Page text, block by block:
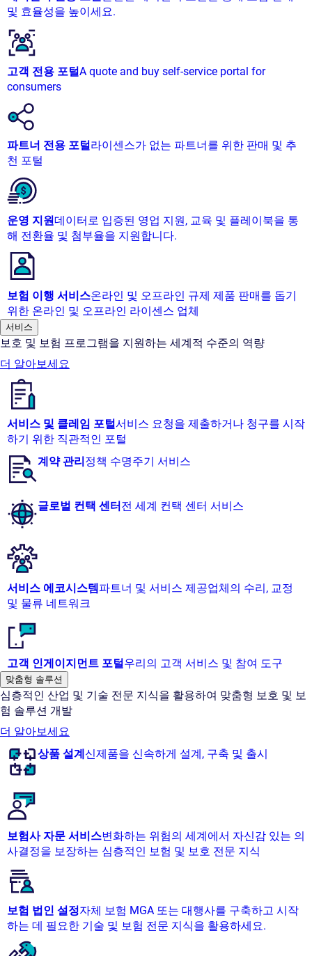
및 효율성을 높이세요.
고객 전용 포털A quote and buy self-service portal for
consumers
파트너 전용 포털라이센스가 없는 파트너를 위한 판매 및 추
천 포털
운영 지원데이터로 입증된 영업 지원, 교육 및 플레이북을 통
해 전환율 및 첨부율을 지원합니다.
보험 이행 서비스온라인 및 오프라인 규제 제품 판매를 돕기
위한 온라인 및 오프라인 라이센스 업체
서비스
보호 및 보험 프로그램을 지원하는 세계적 수준의 역량
더 알아보세요
서비스 및 클레임 포털서비스 요청을 제출하거나 청구를 시작
하기 위한 직관적인 포털
계약 관리정책 수명주기 서비스
글로벌 컨택 센터전 세계 컨택 센터 서비스
서비스 에코시스템파트너 및 서비스 제공업체의 수리, 교정
및 물류 네트워크
고객 인게이지먼트 포털우리의 고객 서비스 및 참여 도구
맞춤형 솔루션
심층적인 산업 및 기술 전문 지식을 활용하여 맞춤형 보호 및 보
험 솔루션 개발
더 알아보세요
상품 설계신제품을 신속하게 설계, 구축 및 출시
보험사 자문 서비스변화하는 위험의 세계에서 자신감 있는 의
사결정을 보장하는 심층적인 보험 및 보호 전문 지식
보험 법인 설정자체 보험 MGA 또는 대행사를 구축하고 시작
하는 데 필요한 기술 및 보험 전문 지식을 활용하세요.